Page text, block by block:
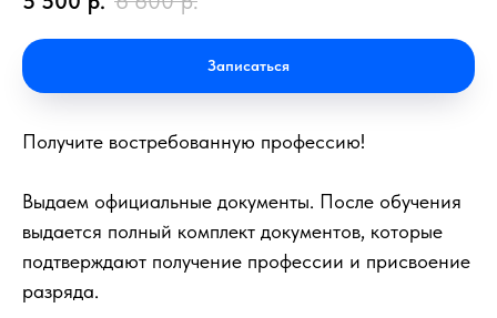
Записаться
Получите востребованную профессию!
Выдаем официальные документы. После обучения
выдается полный комплект документов, которые
подтверждают получение профессии и присвоение
разряда.